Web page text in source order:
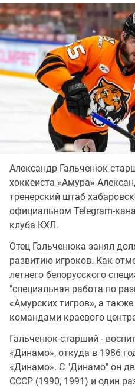
Александр Гальченюк-
хоккеиста «Амура»
тренерский штаб
официальном Telegram-
клуба КХЛ.
Отец Гальченюка занял
развитию игроков. Как
летнего белорусского
"специальная работа по
«Амурских тигров», а
командами краевого
Гальченюк-старший -
«Динамо», откуда в 1986
«Динамо». С "Динамо" он
СССР (1990, 1991) и один